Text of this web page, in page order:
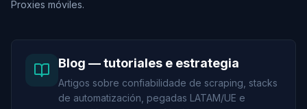
Proxies móviles.
Blog — tutoriales e estrategia
Artigos sobre confiabilidade de scraping, stacks
de automatización, pegadas LATAM/UE e